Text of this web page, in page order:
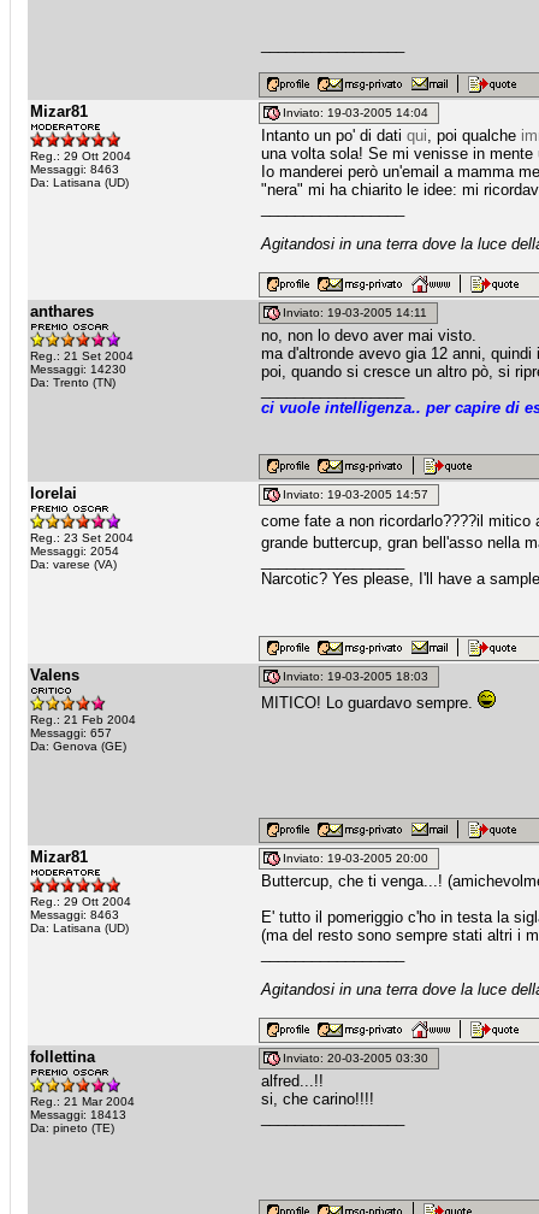
Mizar81
Reg.: 29 Ott 2004
Messaggi: 8463
Da: Latisana (UD)
Inviato: 19-03-2005 14:04
Intanto un po' di dati qui, poi qualche
una volta sola! Se mi venisse in mente
Io manderei però un'email a mamma
"nera" mi ha chiarito le idee: mi
Agitandosi in una terra dove la luce
anthares
Reg.: 21 Set 2004
Messaggi: 14230
Da: Trento (TN)
Inviato: 19-03-2005 14:11
no, non lo devo aver mai visto.
ma d'altronde avevo gia 12 anni,
poi, quando si cresce un altro pò, si
ci vuole intelligenza.. per capire di
lorelai
Reg.: 23 Set 2004
Messaggi: 2054
Da: varese (VA)
Inviato: 19-03-2005 14:57
come fate a non ricordarlo????il
grande buttercup, gran bell'asso nella
Narcotic? Yes please, I'll have a
Valens
Reg.: 21 Feb 2004
Messaggi: 657
Da: Genova (GE)
Inviato: 19-03-2005 18:03
MITICO! Lo guardavo sempre.
Mizar81
Reg.: 29 Ott 2004
Messaggi: 8463
Da: Latisana (UD)
Inviato: 19-03-2005 20:00
Buttercup, che ti venga...!
E' tutto il pomeriggio c'ho in testa la
(ma del resto sono sempre stati altri i
Agitandosi in una terra dove la luce
follettina
Reg.: 21 Mar 2004
Messaggi: 18413
Da: pineto (TE)
Inviato: 20-03-2005 03:30
alfred...!!
si, che carino!!!!